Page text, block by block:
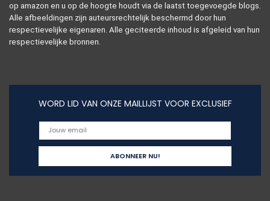
op amazon en u op de hoogte houdt via de laatst toegevoegde blogs.
Alle afbeeldingen zijn auteursrechtelijk beschermd door hun
respectievelijke eigenaren. Alle geciteerde inhoud is afgeleid van hun
respectievelijke bronnen.
WORD LID VAN ONZE MAILLIJST VOOR EXCLUSIEF